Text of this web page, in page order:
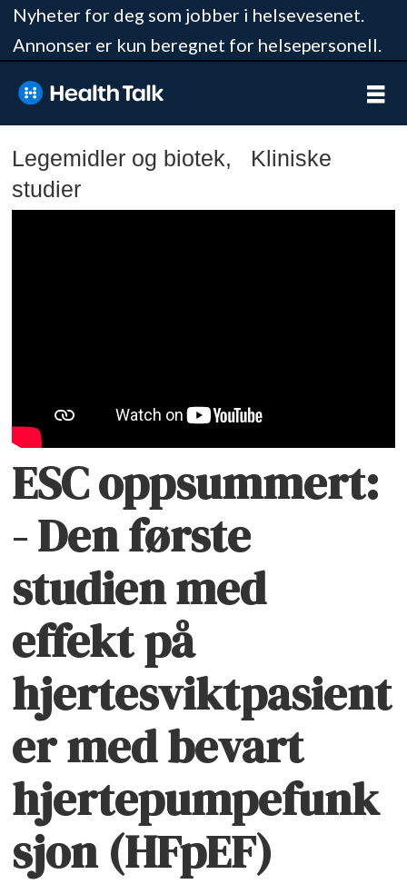
Nyheter for deg som jobber i helsevesenet.
Annonser er kun beregnet for helsepersonell.
Legemidler og biotek, Kliniske
studier
ESC oppsummert:
- Den første
studien med
effekt på
hjertesviktpasient
er med bevart
hjertepumpefunk
sjon (HFpEF)